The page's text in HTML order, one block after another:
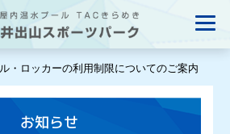
・ロッカーの利用制限についてのご案内
お知らせ